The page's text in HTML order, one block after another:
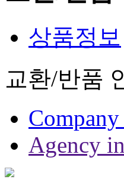
상품정보
교환/반품
Agency